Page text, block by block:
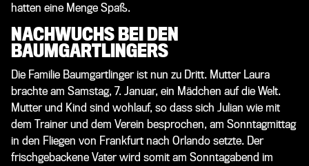
hatten eine Menge Spaß.
NACHWUCHS BEI DEN
BAUMGARTLINGERS
Die Familie Baumgartlinger ist nun zu Dritt. Mutter Laura
brachte am Samstag, 7. Januar, ein Mädchen auf die Welt.
Mutter und Kind sind wohlauf, so dass sich Julian wie mit
dem Trainer und dem Verein besprochen, am Sonntagmittag
in den Fliegen von Frankfurt nach Orlando setzte. Der
frischgebackene Vater wird somit am Sonntagabend im